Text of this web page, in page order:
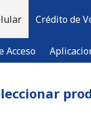
Crédito de
Acceso